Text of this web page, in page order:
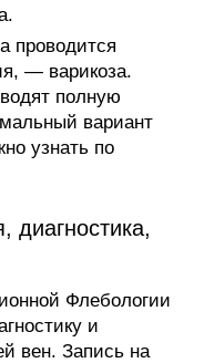
проводится
— варикоза.
полную
вариант
узнать по
диагностика,
Флебологии
и
вен. Запись на